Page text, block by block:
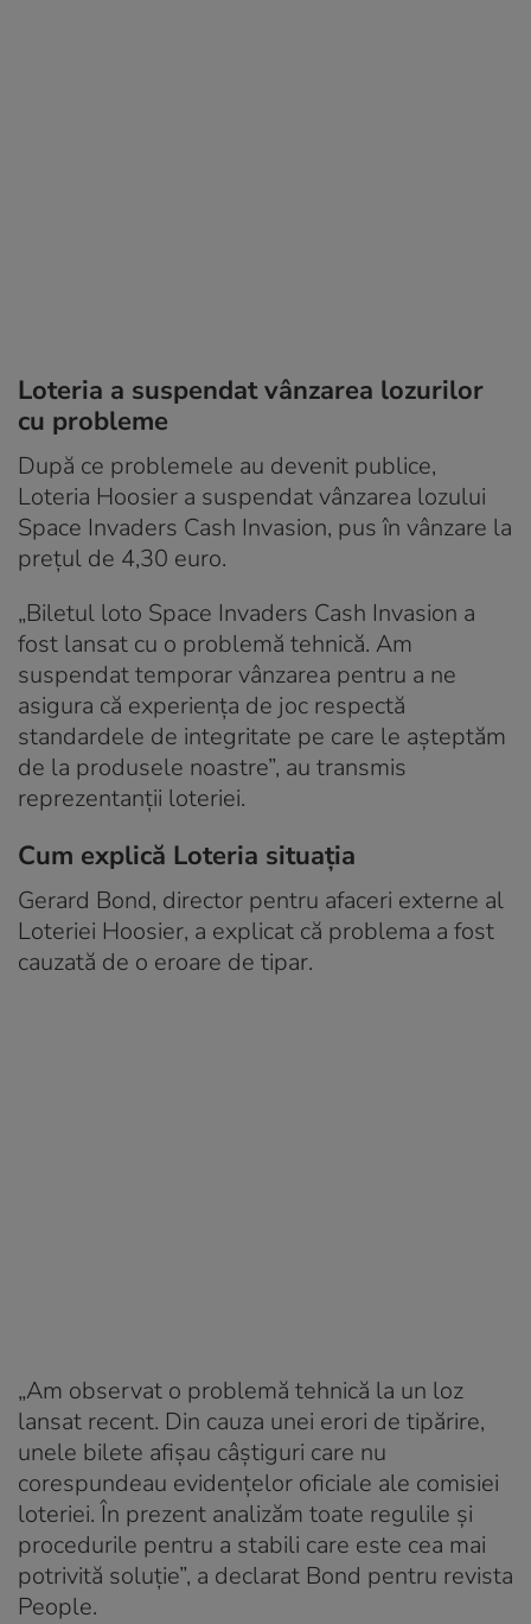
Loteria a suspendat vânzarea lozurilor
cu probleme
După ce problemele au devenit publice,
Loteria Hoosier a suspendat vânzarea lozului
Space Invaders Cash Invasion, pus în vânzare la
prețul de 4,30 euro.
„Biletul loto Space Invaders Cash Invasion a
fost lansat cu o problemă tehnică. Am
suspendat temporar vânzarea pentru a ne
asigura că experiența de joc respectă
standardele de integritate pe care le așteptăm
de la produsele noastre”, au transmis
reprezentanții loteriei.
Cum explică Loteria situația
Gerard Bond, director pentru afaceri externe al
Loteriei Hoosier, a explicat că problema a fost
cauzată de o eroare de tipar.
„Am observat o problemă tehnică la un loz
lansat recent. Din cauza unei erori de tipărire,
unele bilete afișau câștiguri care nu
corespundeau evidențelor oficiale ale comisiei
loteriei. În prezent analizăm toate regulile și
procedurile pentru a stabili care este cea mai
potrivită soluție”, a declarat Bond pentru revista
People.